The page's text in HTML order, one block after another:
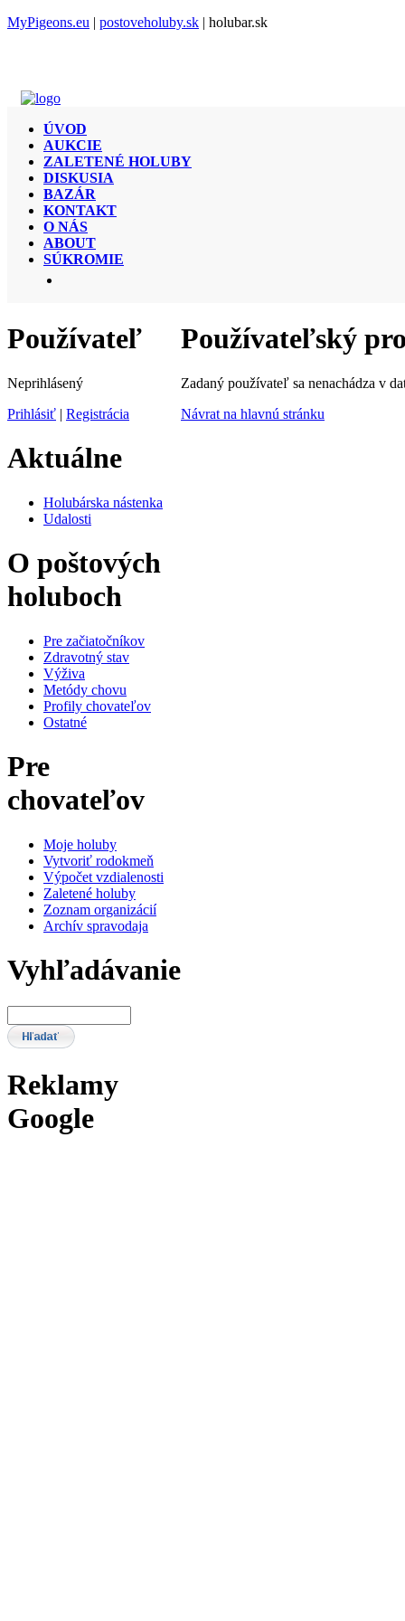
MyPigeons.eu | postoveholuby.sk | holubar.sk
ÚVOD
AUKCIE
ZALETENÉ HOLUBY
DISKUSIA
BAZÁR
KONTAKT
O NÁS
ABOUT
SÚKROMIE
Používateľ
Neprihlásený
Prihlásiť | Registrácia
Aktuálne
Holubárska nástenka
Udalosti
O poštových
holuboch
Pre začiatočníkov
Zdravotný stav
Výživa
Metódy chovu
Profily chovateľov
Ostatné
Pre
chovateľov
Moje holuby
Vytvoriť rodokmeň
Výpočet vzdialenosti
Zaletené holuby
Zoznam organizácií
Archív spravodaja
Vyhľadávanie
Reklamy
Google
Používateľský
Zadaný používateľ sa nenachádza v
Návrat na hlavnú stránku